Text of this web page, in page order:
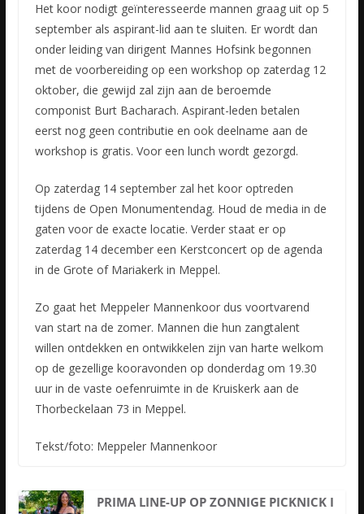
Het koor nodigt geïnteresseerde mannen graag uit op 5
september als aspirant-lid aan te sluiten. Er wordt dan
onder leiding van dirigent Mannes Hofsink begonnen
met de voorbereiding op een workshop op zaterdag 12
oktober, die gewijd zal zijn aan de beroemde
componist Burt Bacharach. Aspirant-leden betalen
eerst nog geen contributie en ook deelname aan de
workshop is gratis. Voor een lunch wordt gezorgd.
Op zaterdag 14 september zal het koor optreden
tijdens de Open Monumentendag. Houd de media in de
gaten voor de exacte locatie. Verder staat er op
zaterdag 14 december een Kerstconcert op de agenda
in de Grote of Mariakerk in Meppel.
Zo gaat het Meppeler Mannenkoor dus voortvarend
van start na de zomer. Mannen die hun zangtalent
willen ontdekken en ontwikkelen zijn van harte welkom
op de gezellige kooravonden op donderdag om 19.30
uur in de vaste oefenruimte in de Kruiskerk aan de
Thorbeckelaan 73 in Meppel.
Tekst/foto: Meppeler Mannenkoor
PRIMA LINE-UP OP ZONNIGE PICKNICK I